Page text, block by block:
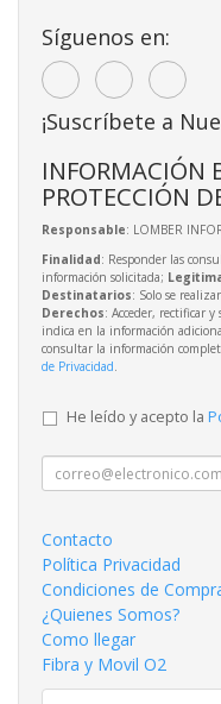
Síguenos en:
¡Suscríbete a
INFORMACIÓN
PROTECCIÓN
Responsable: LOMBER
Finalidad: Responder las
información solicitada;
Destinatarios: Solo se
Derechos: Acceder, rectificar y
indica en la información
consultar la información
de Privacidad.
He leído y acepto la
Contacto
Política Privacidad
Condiciones de
¿Quienes Somos?
Como llegar
Fibra y Movil O2